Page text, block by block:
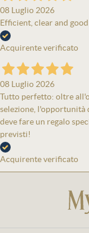
08 Luglio 2026
Efficient, clear and
Acquirente verificato
08 Luglio 2026
Tutto perfetto: oltre
selezione, l'opportunità
deve fare un regalo
previsti!
Acquirente verificato